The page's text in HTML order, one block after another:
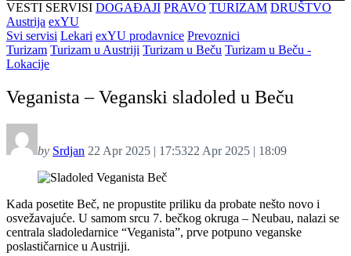
VESTI SERVISI DOGAĐAJI PRAVO TURIZAM DRUŠTVO
Austrija exYU
Svi servisi Lekari exYU prodavnice Prevoznici
Turizam Turizam u Austriji Turizam u Beču Turizam u Beču -
Lokacije
Veganista – Veganski sladoled u Beču
by Srdjan 22 Apr 2025 | 17:5322 Apr 2025 | 18:09
Kada posetite Beč, ne propustite priliku da probate nešto novo i
osvežavajuće. U samom srcu 7. bečkog okruga – Neubau, nalazi se
centrala sladoledarnice “Veganista”, prve potpuno veganske
poslastičarnice u Austriji.